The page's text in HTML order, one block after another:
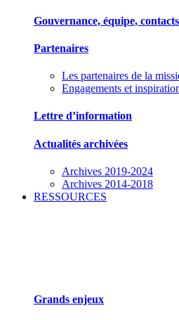
Gouvernance, équipe, contacts
Partenaires
Les partenaires de la
Engagements et
Lettre d’information
Actualités archivées
Archives 2019-2024
Archives 2014-2018
RESSOURCES
Grands enjeux